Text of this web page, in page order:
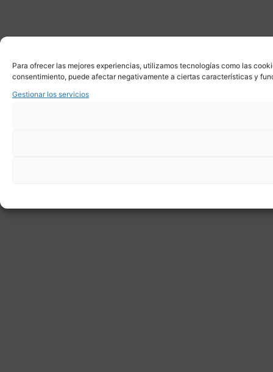
Para ofrecer las mejores experiencias, utilizamos tecnologías como las
consentimiento, puede afectar negativamente a ciertas características y
Gestionar los servicios